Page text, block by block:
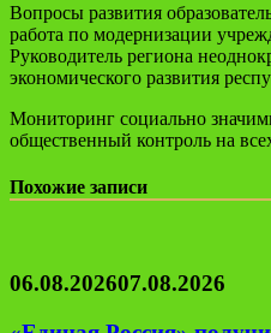
Вопросы развития
работа по модернизации
Руководитель региона
экономического развития
Мониторинг социально
общественный контроль на
Похожие записи
06.08.202607.08.2026